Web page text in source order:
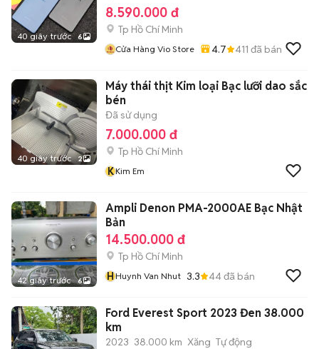
40 giây trước 6
8.590.000 đ
Tp Hồ Chí Minh
Cửa Hàng Vio Store 4.7 411 đã bán
40 giây trước 2
Máy thái thịt Kim loại Bạc lưỡi dao sắc
bén
Đã sử dụng
7.000.000 đ
Tp Hồ Chí Minh
KKim Em
42 giây trước 6
Ampli Denon PMA-2000AE Bạc Nhật
Bản
14.500.000 đ
Tp Hồ Chí Minh
HHuynh Van Nhut 3.3 44đã bán
Ford Everest Sport 2023 Đen 38.000
km
2023 38.000 km Xăng Tự động